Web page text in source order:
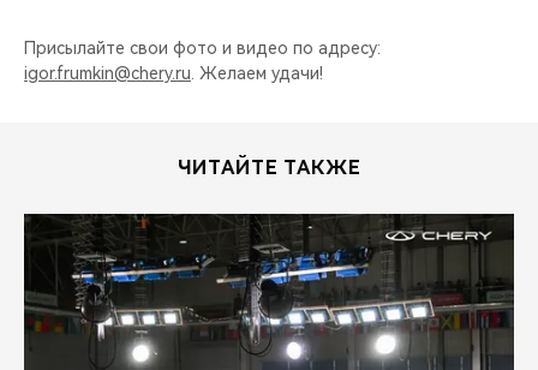
НОВИНКИ
БЛАГОТВОРИТЕЛЬНОСТЬ
НАШИ МЕРОПРИЯТИЯ
ВИДЕООБЗОРЫ
Присылайте свои фото и видео по адресу:
igor.frumkin@chery.ru . Желаем удачи!
ЧИТАЙТЕ ТАКЖЕ